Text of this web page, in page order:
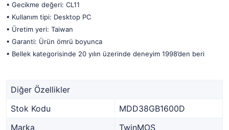
• Gecikme değeri: CL11
• Kullanım tipi: Desktop PC
• Üretim yeri: Taiwan
• Garanti: Ürün ömrü boyunca
• Bellek kategorisinde 20 yılın üzerinde deneyim 1998’den beri
Diğer Özellikler
Stok Kodu
MDD38GB1600D
Marka
TwinMOS